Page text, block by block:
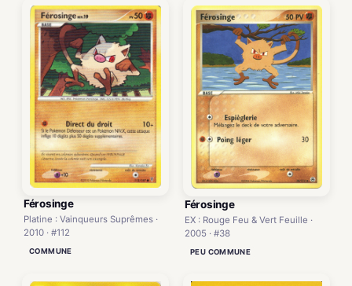
Férosinge
Platine : Vainqueurs Suprêmes ·
2010 · #112
COMMUNE
Férosinge
EX : Rouge Feu & Vert Feuille ·
2005 · #38
PEU COMMUNE